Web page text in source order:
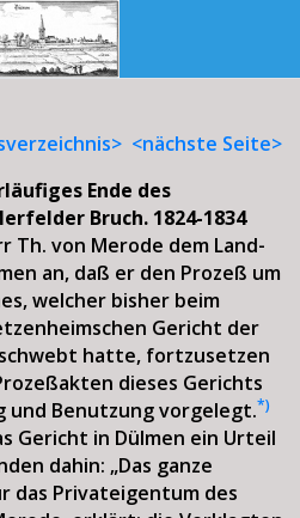
<nächste Seite>
Ende des
Bruch. 1824-1834
Th. von Merode dem Land-
an, daß er den Prozeß um
welcher bisher beim
Gericht der
hatte, fortzusetzen
dieses Gerichts
Benutzung vorgelegt.*)
Gericht in Dülmen ein Urteil
dahin: „Das ganze
das Privateigentum des